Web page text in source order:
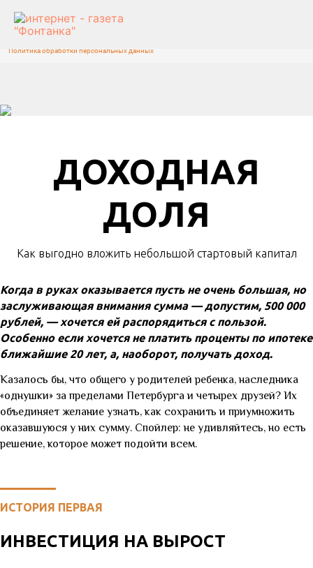
На информационном ресурсе используются cookie-файлы.
Оставаясь на сайте, вы подтверждаете свое
использование и соглашаетесь
данных, собираемых посредством метрической программы
Политика обработки персональных данных
ДОХОДНАЯ
ДОЛЯ
Как выгодно вложить небольшой стартовый капитал
Когда в руках оказывается пусть не очень большая, но
заслуживающая внимания сумма — допустим, 500 000
рублей, — хочется ей распорядиться с пользой.
Особенно если хочется не платить проценты по ипотеке
ближайшие 20 лет, а, наоборот, получать доход.
Казалось бы, что общего у родителей ребенка, наследника
«однушки» за пределами Петербурга и четырех друзей? Их
объединяет желание узнать, как сохранить и приумножить
оказавшуюся у них сумму. Спойлер: не удивляйтесь, но есть
решение, которое может подойти всем.
ИСТОРИЯ ПЕРВАЯ
ИНВЕСТИЦИЯ НА ВЫРОСТ